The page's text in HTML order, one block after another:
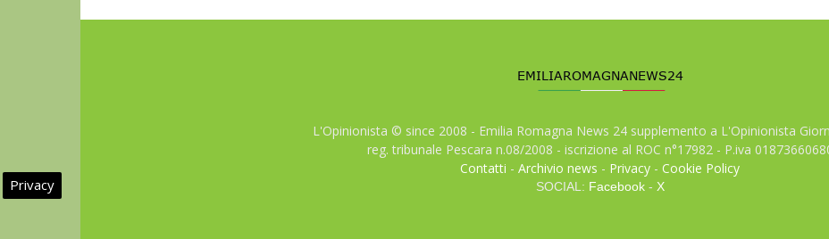
L'Opinionista © since 2008 - Emilia Romagna News 24 supplemento a L'Opinionista
reg. tribunale Pescara n.08/2008 - iscrizione al ROC n°17982 - P.iva
Contatti -Archivio news - Privacy -Cookie Policy
SOCIAL: Facebook- X
Privacy